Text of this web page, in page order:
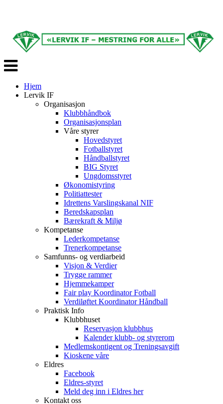
Veksle
navigasjon
Hjem
Lervik IF
Organisasjon
Klubbhåndbok
Organisasjonsplan
Våre styrer
Hovedstyret
Fotballstyret
Håndballstyret
BIG Styret
Ungdomsstyret
Økonomistyring
Politiattester
Idrettens Varslingskanal NIF
Beredskapsplan
Bærekraft & Miljø
Kompetanse
Lederkompetanse
Trenerkompetanse
Samfunns- og verdiarbeid
Visjon & Verdier
Trygge rammer
Hjemmekamper
Fair play Koordinator Fotball
Verdiløftet Koordinator Håndball
Praktisk Info
Klubbhuset
Reservasjon klubbhus
Kalender klubb- og styrerom
Medlemskontigent og Treningsavgift
Kioskene våre
Eldres
Facebook
Eldres-styret
Meld deg inn i Eldres her
Kontakt oss